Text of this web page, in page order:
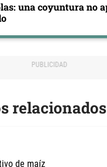
una coyuntura no
relacionados